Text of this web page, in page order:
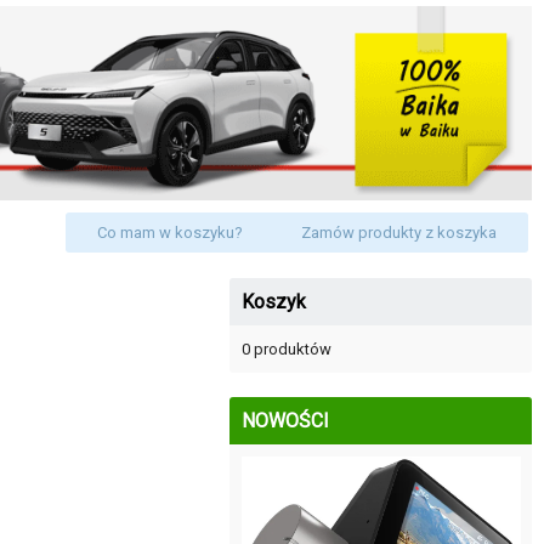
Co mam w koszyku? Zamów produkty z koszyka
Koszyk
0 produktów
NOWOŚCI